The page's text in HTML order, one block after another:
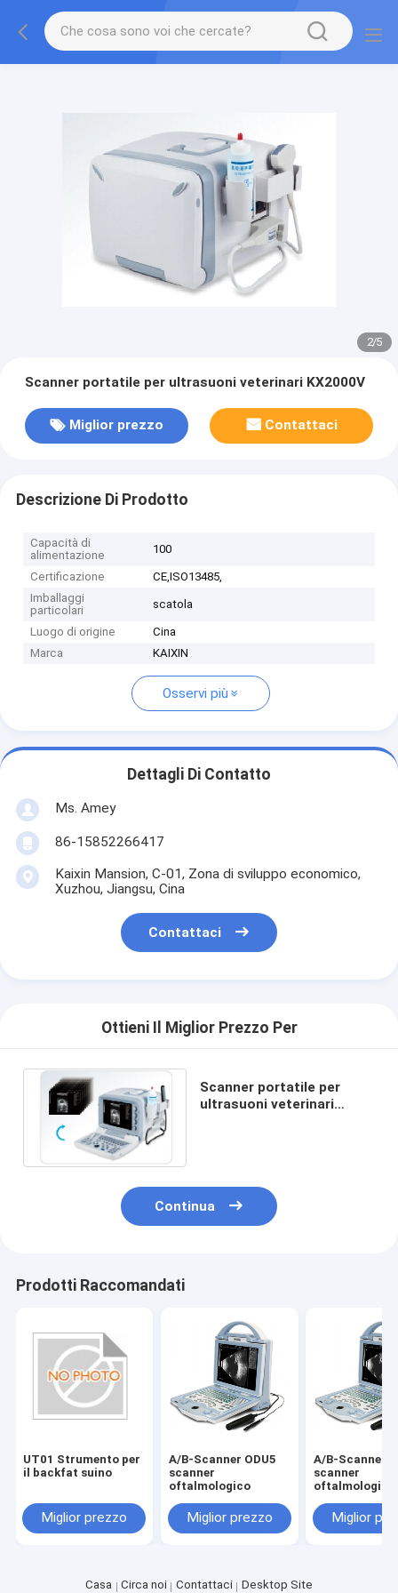
2/5
Scanner portatile per ultrasuoni veterinari KX2000V
Miglior prezzo Contattaci
Descrizione Di Prodotto
Capacità di
alimentazione
100
Certificazione
CE,ISO13485,
Imballaggi
particolari
scatola
Luogo di origine
Cina
Marca
KAIXIN
Osservi più
Dettagli Di Contatto
Ms. Amey
86-15852266417
Kaixin Mansion, C-01, Zona di sviluppo economico,
Xuzhou, Jiangsu, Cina
Contattaci
Ottieni Il Miglior Prezzo Per
Scanner portatile per
ultrasuoni veterinari
Continua
Prodotti Raccomandati
UT01 Strumento per
il backfat suino
Miglior prezzo
A/B-Scanner ODU5
scanner
oftalmologico
Miglior prezzo
A/B-Scanner
scanner
oftalmologico
Miglior
Casa Circa noi Contattaci Desktop Site